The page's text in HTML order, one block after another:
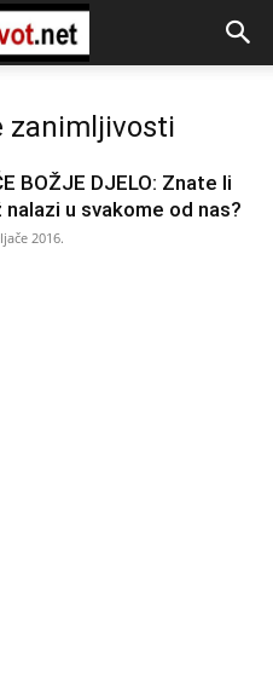
zanimljivosti
BOŽJE DJELO: Znate li
u svakome od nas?
2016.